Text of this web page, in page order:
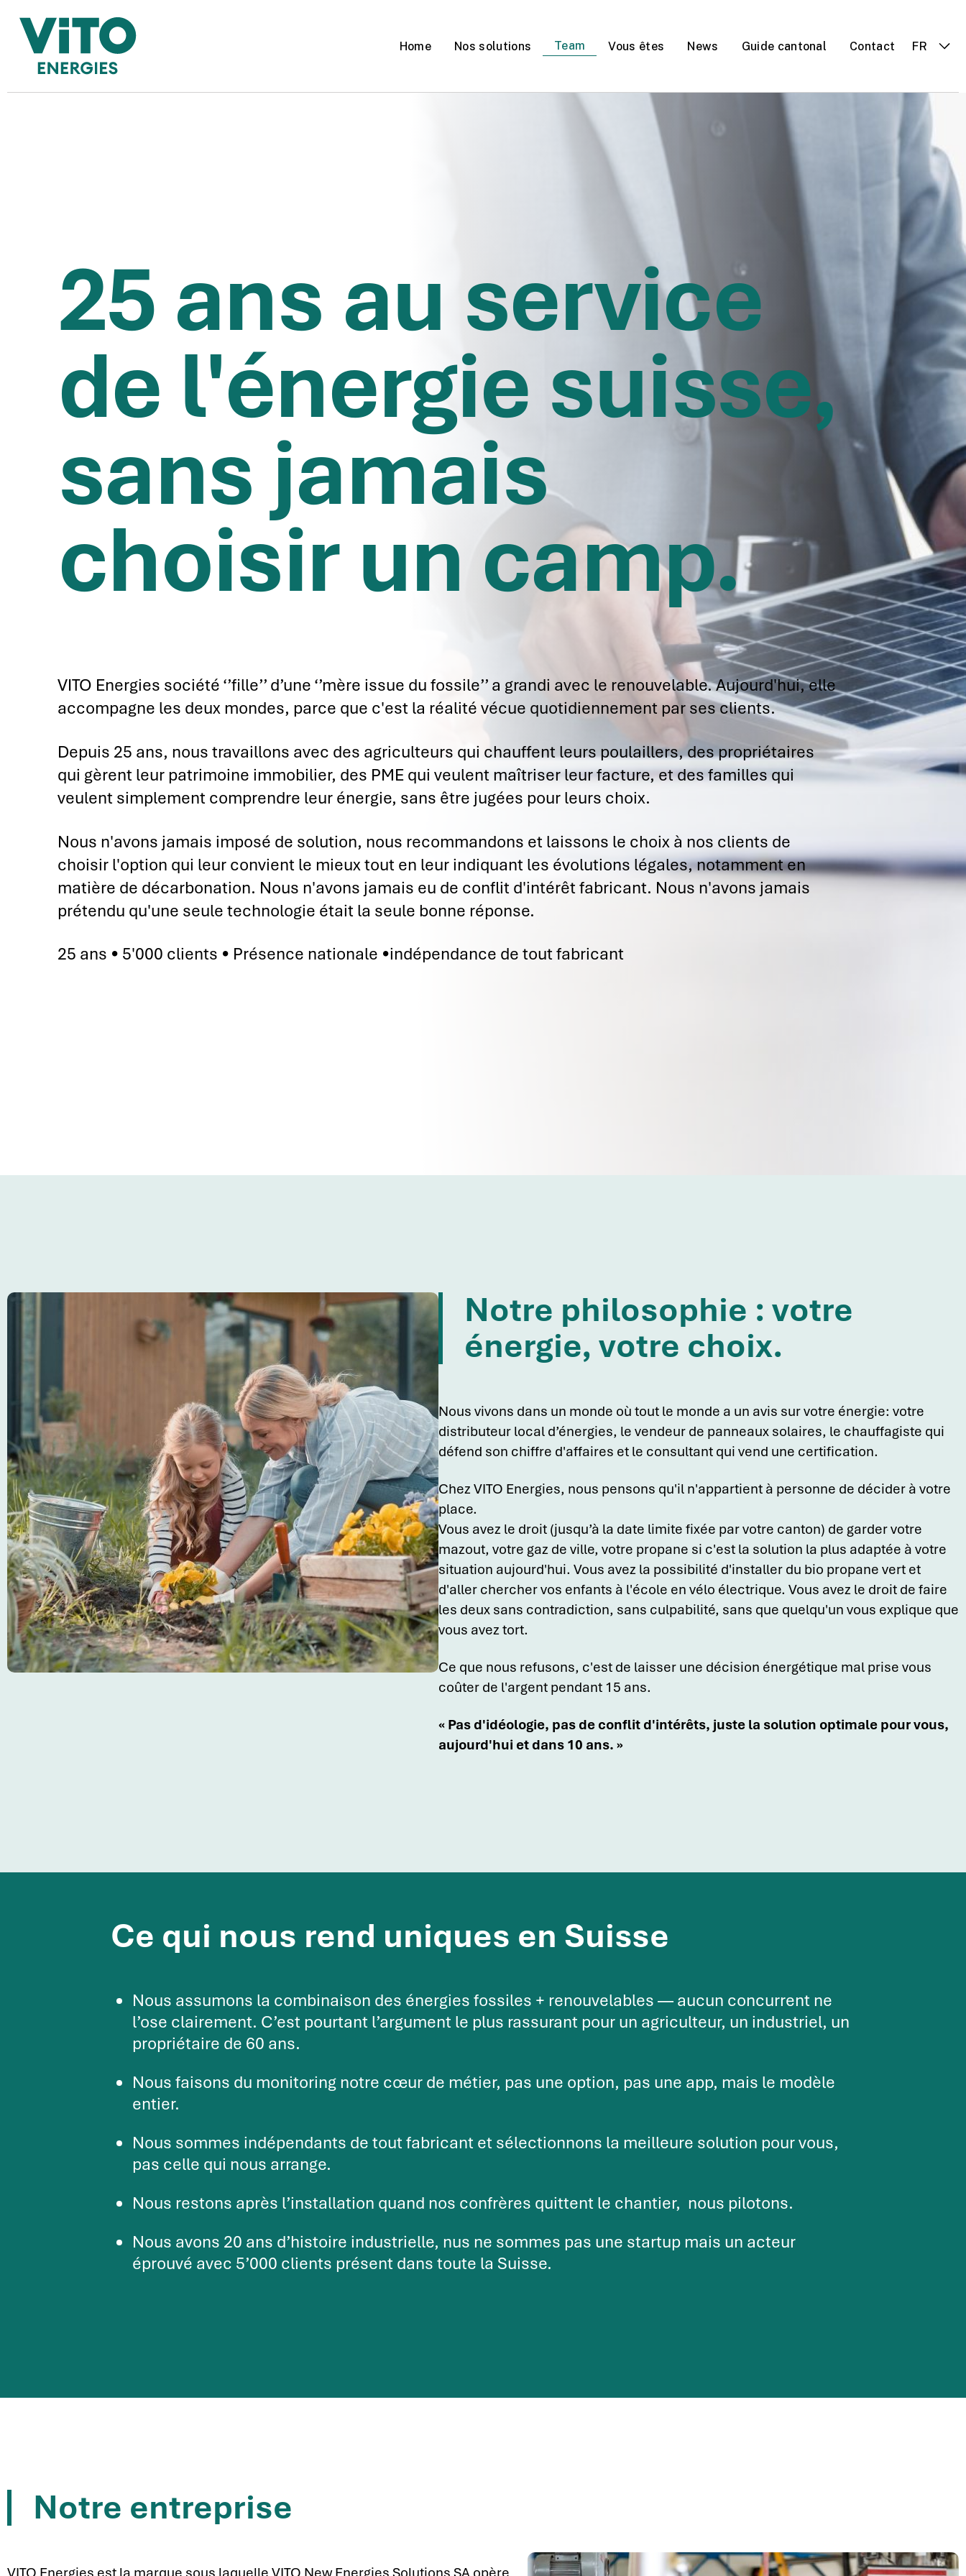
Home Nos solutions Team Vous êtes News Guide cantonal Contact FR
25 ans au service
de l'énergie suisse,
sans jamais
choisir un camp.
VITO Energies société ‘’fille’’ d’une ‘’mère issue du fossile’’ a grandi avec le renouvelable. Aujourd'hui, elle
accompagne les deux mondes, parce que c'est la réalité vécue quotidiennement par ses clients.
Depuis 25 ans, nous travaillons avec des agriculteurs qui chauffent leurs poulaillers, des propriétaires
qui gèrent leur patrimoine immobilier, des PME qui veulent maîtriser leur facture, et des familles qui
veulent simplement comprendre leur énergie, sans être jugées pour leurs choix.
Nous n'avons jamais imposé de solution, nous recommandons et laissons le choix à nos clients de
choisir l'option qui leur convient le mieux tout en leur indiquant les évolutions légales, notamment en
matière de décarbonation. Nous n'avons jamais eu de conflit d'intérêt fabricant. Nous n'avons jamais
prétendu qu'une seule technologie était la seule bonne réponse.
25 ans • 5'000 clients • Présence nationale •indépendance de tout fabricant
Notre philosophie : votre
énergie, votre choix.
Nous vivons dans un monde où tout le monde a un avis sur votre énergie: votre
distributeur local d’énergies, le vendeur de panneaux solaires, le chauffagiste qui
défend son chiffre d'affaires et le consultant qui vend une certification.
Chez VITO Energies, nous pensons qu'il n'appartient à personne de décider à votre
place.
Vous avez le droit (jusqu’à la date limite fixée par votre canton) de garder votre
mazout, votre gaz de ville, votre propane si c'est la solution la plus adaptée à votre
situation aujourd'hui. Vous avez la possibilité d'installer du bio propane vert et
d'aller chercher vos enfants à l'école en vélo électrique. Vous avez le droit de faire
les deux sans contradiction, sans culpabilité, sans que quelqu'un vous explique que
vous avez tort.
Ce que nous refusons, c'est de laisser une décision énergétique mal prise vous
coûter de l'argent pendant 15 ans.
« Pas d'idéologie, pas de conflit d'intérêts, juste la solution optimale pour vous,
aujourd'hui et dans 10 ans. »
Ce qui nous rend uniques en Suisse
Nous assumons la combinaison des énergies fossiles + renouvelables — aucun concurrent ne
l’ose clairement. C’est pourtant l’argument le plus rassurant pour un agriculteur, un industriel, un
propriétaire de 60 ans.
Nous faisons du monitoring notre cœur de métier, pas une option, pas une app, mais le modèle
entier.
Nous sommes indépendants de tout fabricant et sélectionnons la meilleure solution pour vous,
pas celle qui nous arrange.
Nous restons après l’installation quand nos confrères quittent le chantier, nous pilotons.
Nous avons 20 ans d’histoire industrielle, nus ne sommes pas une startup mais un acteur
éprouvé avec 5’000 clients présent dans toute la Suisse.
Notre entreprise
comme moyen de chauffage ?